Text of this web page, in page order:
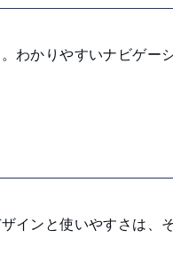
わかりやすいナビゲー
インと使いやすさは、